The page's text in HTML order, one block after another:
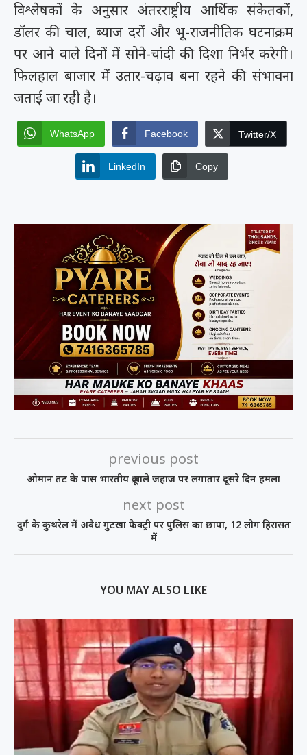
विश्लेषकों के अनुसार अंतरराष्ट्रीय आर्थिक संकेतकों,
डॉलर की चाल, ब्याज दरों और भू-राजनीतिक घटनाक्रम
पर आने वाले दिनों में सोने-चांदी की दिशा निर्भर करेगी।
फिलहाल बाजार में उतार-चढ़ाव बना रहने की संभावना
जताई जा रही है।
WhatsApp Facebook Twitter/X
LinkedIn Copy
previous post
ओमान तट के पास भारतीय क्रू वाले जहाज पर लगातार दूसरे दिन हमला
next post
दुर्ग के कुथरेल में अवैध गुटखा फैक्ट्री पर पुलिस का छापा, 12 लोग हिरासत
में
YOU MAY ALSO LIKE